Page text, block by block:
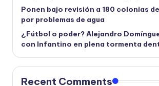
Ponen bajo revisión a 180 colonias
por problemas de agua
¿Fútbol o poder? Alejandro
con Infantino en plena tormenta
Recent Comments